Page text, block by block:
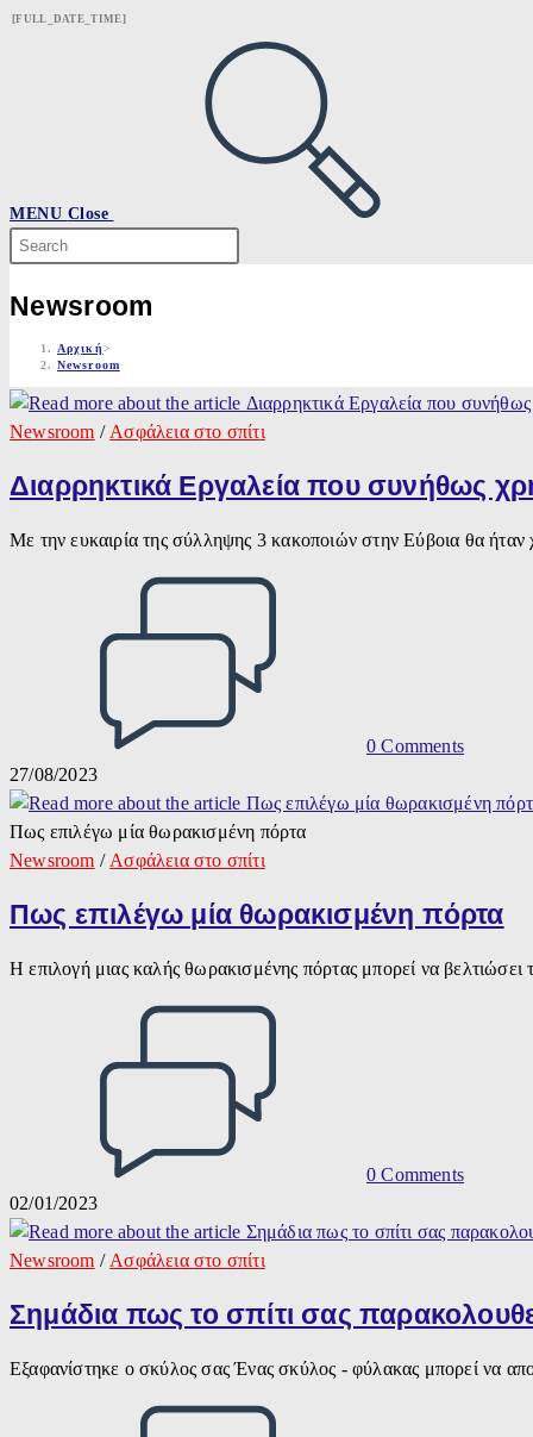
Skip
[FULL_DATE_TIME]
MENU Close
Search
this
website
Newsroom
Αρχική>
Newsroom
Newsroom / Ασφάλεια στο σπίτι
Διαρρηκτικά Εργαλεία που συνήθως
Με την ευκαιρία της σύλληψης 3 κακοποιών στην Εύβοια θα
0 Comments
27/08/2023
Πως επιλέγω μία θωρακισμένη πόρτα
Newsroom / Ασφάλεια στο σπίτι
Πως επιλέγω μία θωρακισμένη πόρτα
Η επιλογή μιας καλής θωρακισμένης πόρτας μπορεί να
0 Comments
02/01/2023
Newsroom / Ασφάλεια στο σπίτι
Σημάδια πως το σπίτι σας
Εξαφανίστηκε ο σκύλος σας Ένας σκύλος - φύλακας μπορεί να